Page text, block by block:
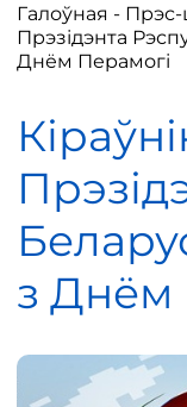
Галоўная - Прэс-
Прэзідэнта
Днём Перамогі
з Днём